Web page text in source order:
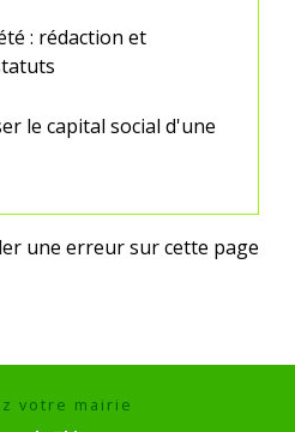
: rédaction et
le capital social d'une
une erreur sur cette page
votre mairie